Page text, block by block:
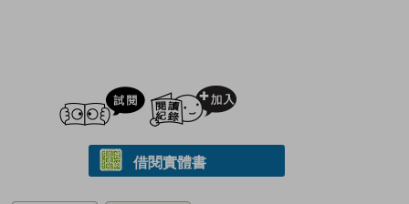
試閲
借閱實體書